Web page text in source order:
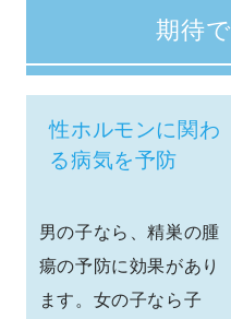
期待
性ホルモンに関わ
る病気を予防
男の子なら、精巣の腫
瘍の予防に効果があり
ます。女の子なら子